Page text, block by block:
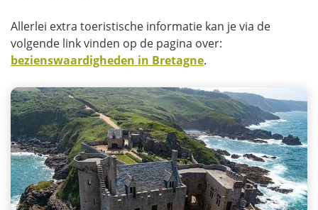
Allerlei extra toeristische informatie kan je via de
volgende link vinden op de pagina over:
bezienswaardigheden in Bretagne.